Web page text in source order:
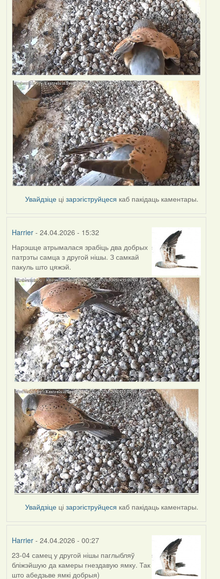
Увайдзіце цізарэгіструйцеся каб пакідаць каментары.
Harrier- 24.04.2026 - 15:32
Нарэшце атрымалася зрабіць два добрых
патрэты самца з другой нішы. З самкай
пакуль што цяжэй.
Увайдзіце цізарэгіструйцеся каб пакідаць каментары.
Harrier- 24.04.2026 - 00:27
23-04 самец у другой нішы паглыбляў
бліжэйшую да камеры гнездавую ямку. Так
што абедзьве ямкі добрыя)